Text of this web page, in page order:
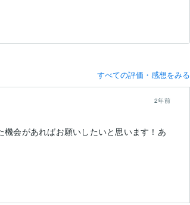
すべての評価・感想をみる
2年前
会があればお願いしたいと思います！あ